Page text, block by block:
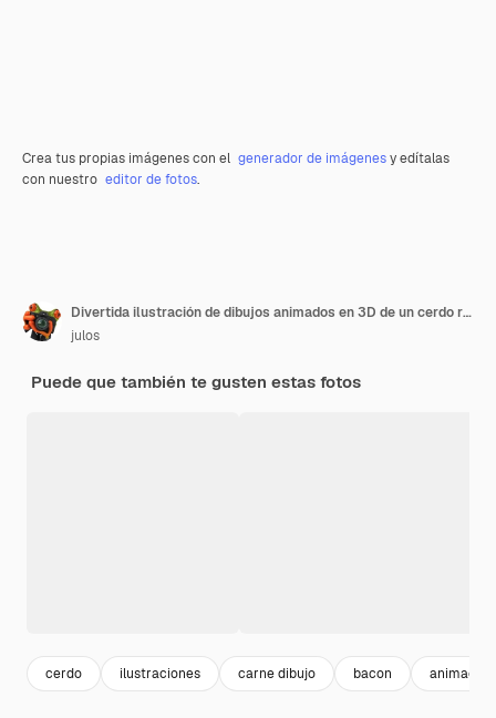
Crea tus propias imágenes con el generador de imágenesy edítalas
con nuestro editor de fotos.
Divertida ilustración de dibujos animados en 3D de un cerdo rockero
julos
Puede que también te gusten estas fotos
cerdo ilustraciones carne dibujo bacon